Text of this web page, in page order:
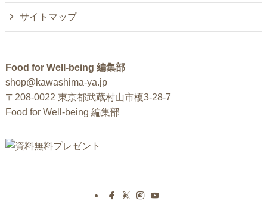
サイトマップ
Food for Well-being 編集部
shop@kawashima-ya.jp
〒208-0022 東京都武蔵村山市榎3-28-7
Food for Well-being 編集部